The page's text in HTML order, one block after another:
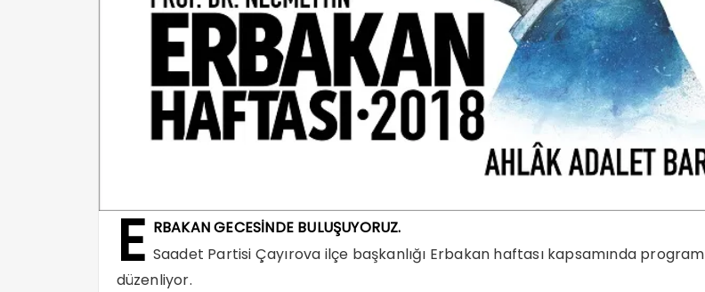
E RBAKAN GECESİNDE BULUŞUYORUZ.
Saadet Partisi Çayırova ilçe başkanlığı Erbakan haftası kapsamında program
düzenliyor.